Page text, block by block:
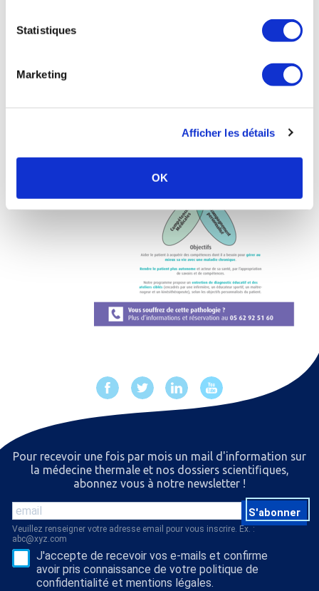
Statistiques
Marketing
Afficher les détails
OK
Pour recevoir une fois par mois un mail d'information sur
la médecine thermale et nos dossiers scientiﬁques,
abonnez vous à notre newsletter !
S'abonner
Veuillez renseigner votre adresse email pour vous inscrire. Ex. :
abc@xyz.com
J'accepte de recevoir vos e-mails et confirme
avoir pris connaissance de votre politique de
confidentialité et mentions légales.